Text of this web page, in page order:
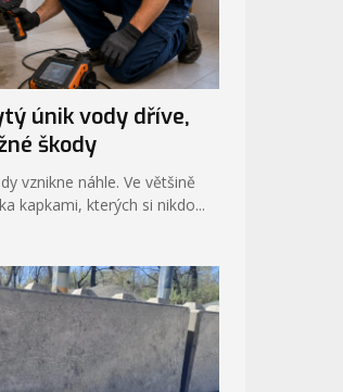
únik vody dříve,
škody
vznikne náhle. Ve většině
kapkami, kterých si nikdo...